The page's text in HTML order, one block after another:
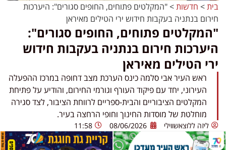
בית> חדשות>"המקלטים פתוחים, החופים סגורים": היערכות
חירום בנתניה בעקבות חידוש ירי הטילים מאיראן
"המקלטים פתוחים, החופים סגורים":
היערכות חירום בנתניה בעקבות חידוש
ירי הטילים מאיראן
ראש העיר אבי סלמה כינס הערכת מצב דחופה במרכז ההפעלה
העירוני, יחד עם פיקוד העורף וגורמי החירום, והודיע על פתיחת
המקלטים הציבוריים והבית-ספריים לרווחת הציבור, לצד סגירה
מוחלטת של מוסדות החינוך וחופי הרחצה בעיר.
ליזה ללוצאשווילי 08/06/2026
11:58